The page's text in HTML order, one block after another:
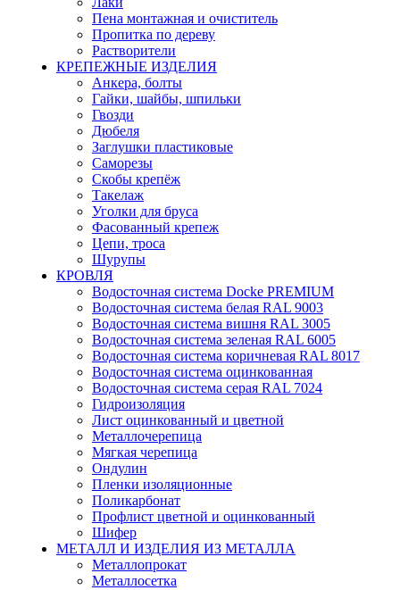
Пена монтажная и очиститель
Пропитка по дереву
Растворители
КРЕПЕЖНЫЕ ИЗДЕЛИЯ
Анкера, болты
Гайки, шайбы, шпильки
Гвозди
Дюбеля
Заглушки пластиковые
Саморезы
Скобы крепёж
Такелаж
Уголки для бруса
Фасованный крепеж
Цепи, троса
Шурупы
КРОВЛЯ
Водосточная система Docke PREMIUM
Водосточная система белая RAL 9003
Водосточная система вишня RAL 3005
Водосточная система зеленая RAL 6005
Водосточная система коричневая RAL 8017
Водосточная система оцинкованная
Водосточная система серая RAL 7024
Гидроизоляция
Лист оцинкованный и цветной
Металлочерепица
Мягкая черепица
Ондулин
Пленки изоляционные
Поликарбонат
Профлист цветной и оцинкованный
Шифер
МЕТАЛЛ И ИЗДЕЛИЯ ИЗ МЕТАЛЛА
Металлопрокат
Металлосетка